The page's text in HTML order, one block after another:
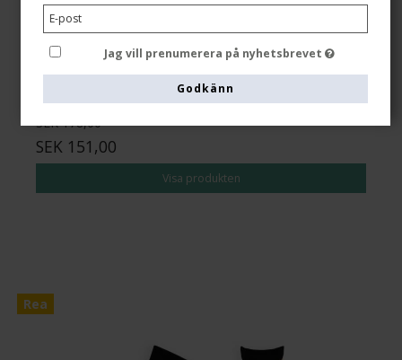
Se storlekstabellen här
SEK 178,00
SEK 151,00
Visa produkten
Rea
Jag vill prenumerera på nyhetsbrevet
Godkänn